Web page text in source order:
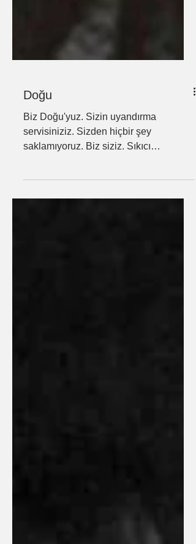
Doğu
Biz Doğu'yuz. Sizin uyandırma
servisiniziz. Sizden hiçbir şey
işlerinizden bunalıp kaçarak açık
havada...